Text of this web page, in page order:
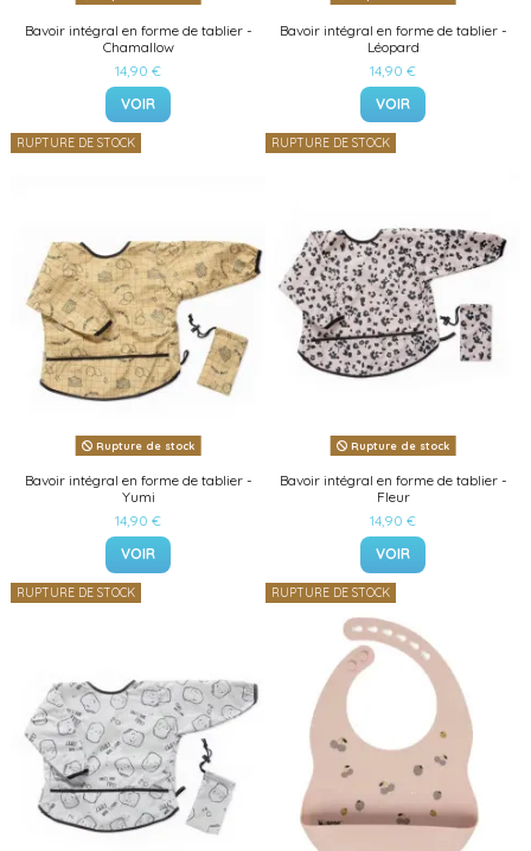
Bavoir intégral en forme de tablier -
Chamallow
14,90 €
VOIR
Bavoir intégral en forme de tablier -
Léopard
14,90 €
VOIR
RUPTURE DE STOCK
Rupture de stock
Bavoir intégral en forme de tablier -
Yumi
14,90 €
VOIR
RUPTURE DE STOCK
Rupture de stock
Bavoir intégral en forme de tablier -
Fleur
14,90 €
VOIR
RUPTURE DE STOCK RUPTURE DE STOCK